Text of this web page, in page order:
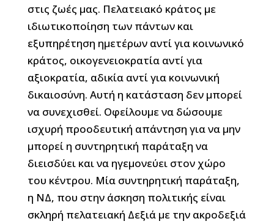
στις ζωές μας. Πελατειακό κράτος με
ιδιωτικοποίηση των πάντων και
εξυπηρέτηση ημετέρων αντί για κοινωνικό
κράτος, οικογενειοκρατία αντί για
αξιοκρατία, αδικία αντί για κοινωνική
δικαιοσύνη. Αυτή η κατάσταση δεν μπορεί
να συνεχισθεί. Οφείλουμε να δώσουμε
ισχυρή προοδευτική απάντηση για να μην
μπορεί η συντηρητική παράταξη να
διεισδύει και να ηγεμονεύει στον χώρο
του κέντρου. Μία συντηρητική παράταξη,
η ΝΔ, που στην άσκηση πολιτικής είναι
σκληρή πελατειακή Δεξιά με την ακροδεξιά